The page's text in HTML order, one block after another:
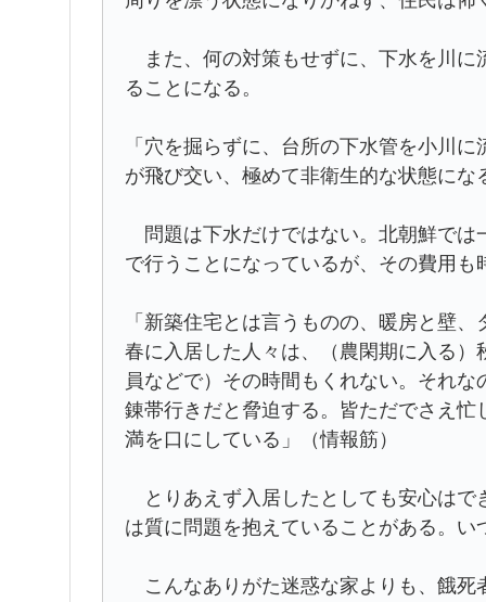
また、何の対策もせずに、下水を川に
ることになる。
「穴を掘らずに、台所の下水管を小川
が飛び交い、極めて非衛生的な状態にな
問題は下水だけではない。北朝鮮では
で行うことになっているが、その費用も
「新築住宅とは言うものの、暖房と壁
春に入居した人々は、（農閑期に入る
員などで）その時間もくれない。それ
錬帯行きだと脅迫する。皆ただでさえ
満を口にしている」（情報筋）
とりあえず入居したとしても安心はで
は質に問題を抱えていることがある。
こんなありがた迷惑な家よりも、餓死